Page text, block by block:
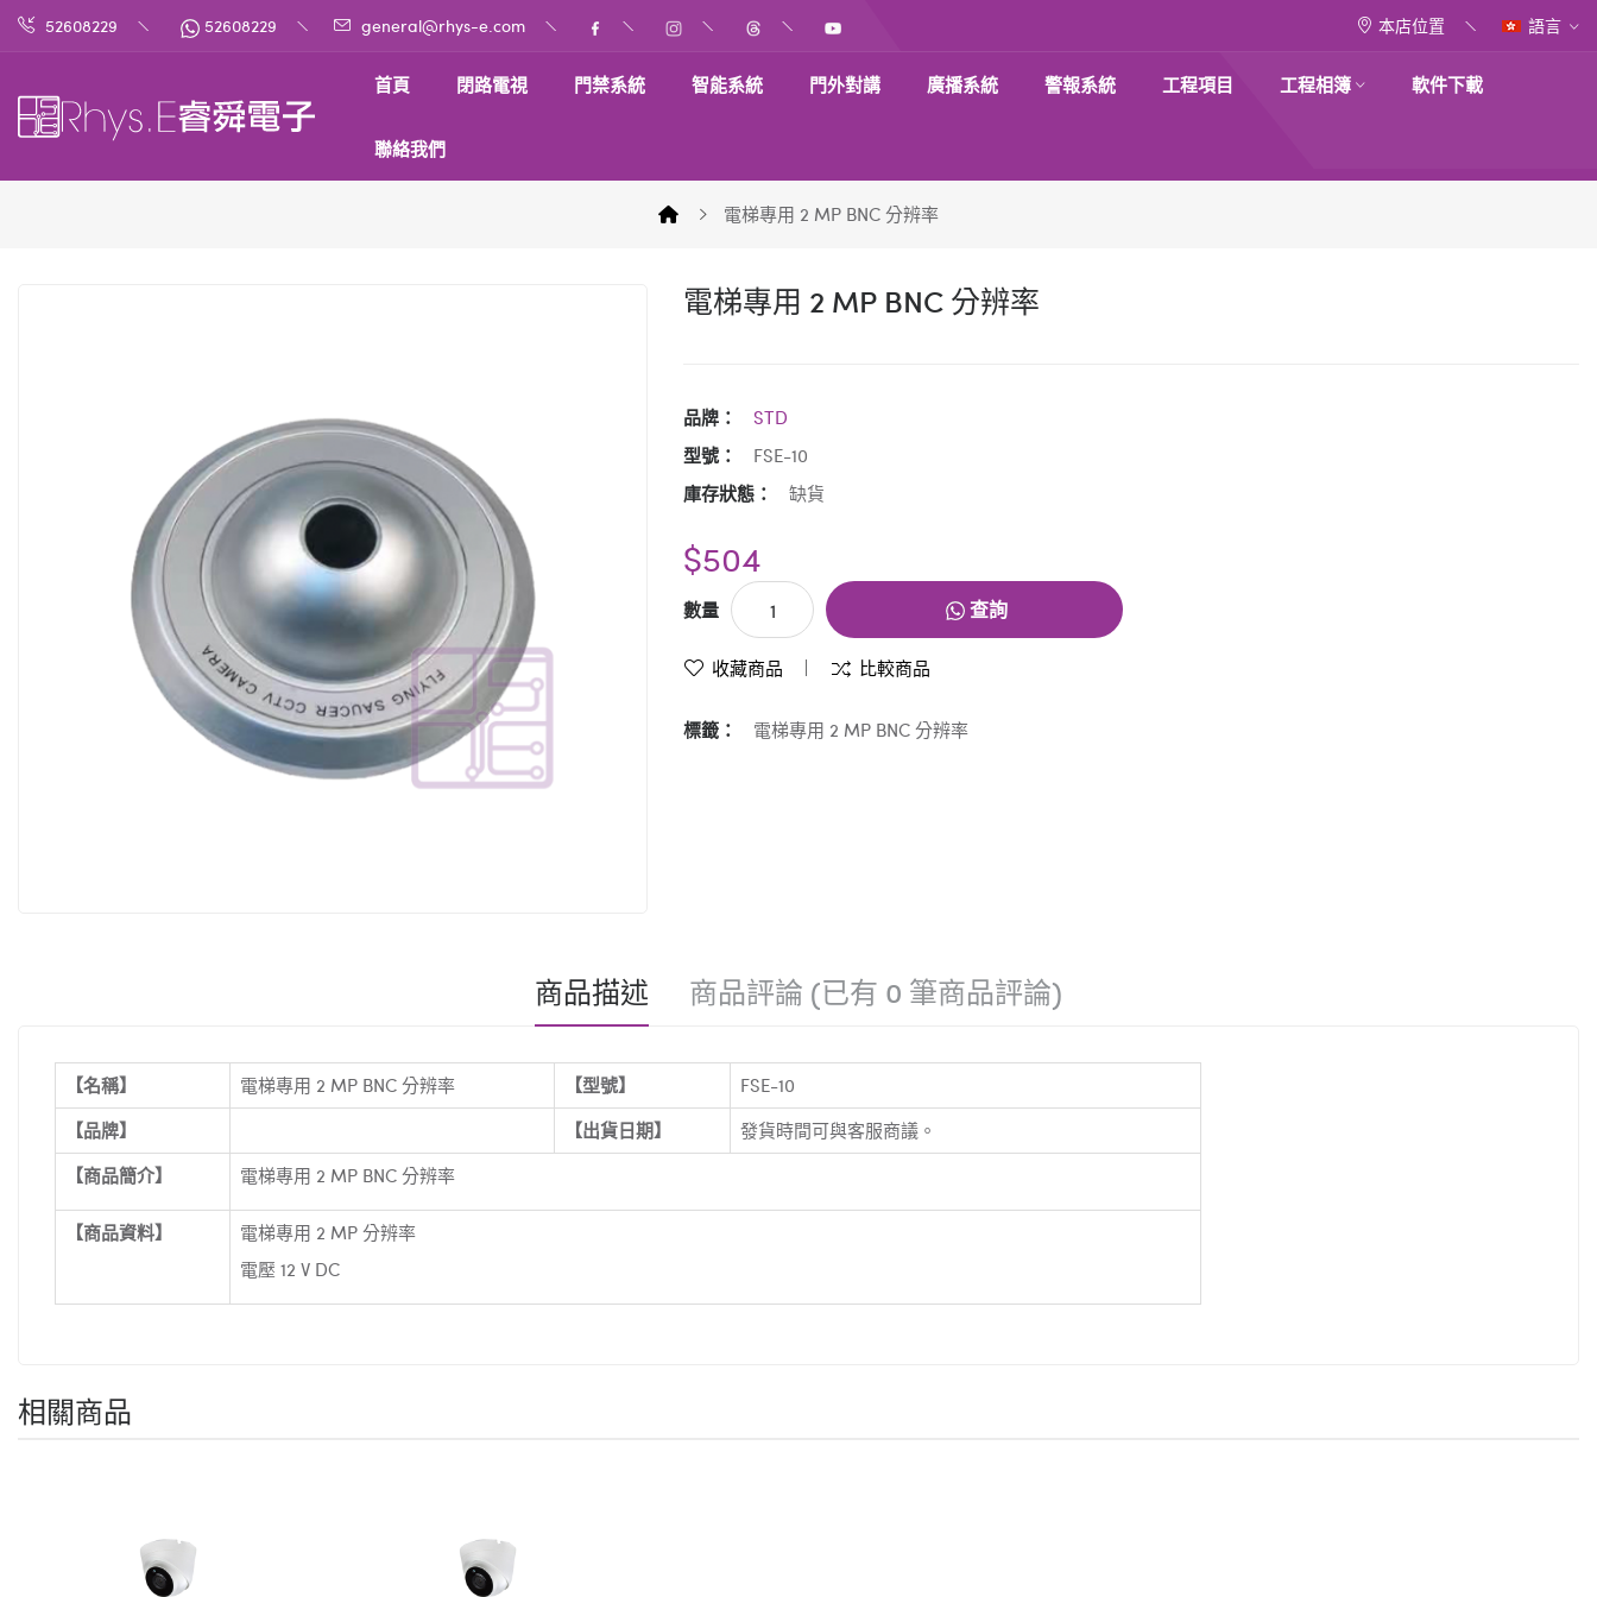
52608229 52608229 general@rhys-e.com 本店位置 語言
首頁 閉路電視 門禁系統 智能系統 門外對講 廣播系統 警報系統 工程項目 工程相簿 軟件下載
聯絡我們
電梯專用 2 MP BNC 分辨率
電梯專用 2 MP BNC 分辨率
品牌：
STD
型號：
FSE-10
庫存狀態：
缺貨
$504
數量 查詢
收藏商品 比較商品
標籤： 電梯專用 2 MP BNC 分辨率
商品描述 商品評論 (已有 0 筆商品評論)
【名稱】 電梯專用 2 MP BNC 分辨率 【型號】
FSE-10
【品牌】
【出貨日期】
發貨時間可與客服商議。
【商品簡介】
電梯專用 2 MP BNC 分辨率
【商品資料】
電梯專用 2 MP 分辨率
電壓 12 V DC
相關商品